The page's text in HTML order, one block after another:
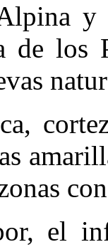
de los
el